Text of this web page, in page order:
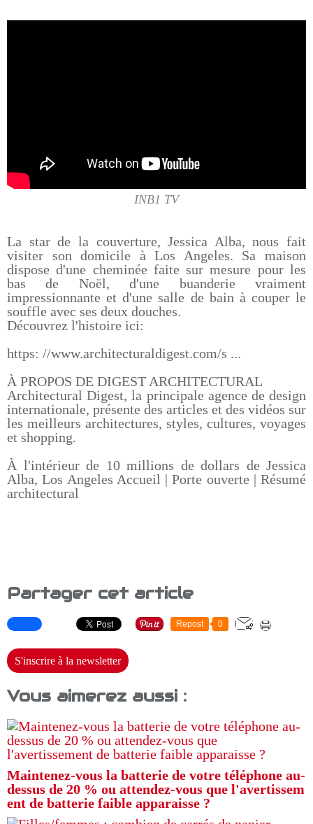
INB1 TV
La star de la couverture, Jessica Alba, nous fait
visiter son domicile à Los Angeles. Sa maison
dispose d'une cheminée faite sur mesure pour les
bas de Noël, d'une buanderie vraiment
impressionnante et d'une salle de bain à couper le
souffle avec ses deux douches.
Découvrez l'histoire ici:
https: //www.architecturaldigest.com/s ...
À PROPOS DE DIGEST ARCHITECTURAL
Architectural Digest, la principale agence de design
internationale, présente des articles et des vidéos sur
les meilleurs architectures, styles, cultures, voyages
et shopping.
À l'intérieur de 10 millions de dollars de Jessica
Alba, Los Angeles Accueil | Porte ouverte | Résumé
architectural
Partager cet article
Repost 0
S'inscrire à la newsletter
Vous aimerez aussi :
Maintenez-vous la batterie de votre téléphone au-
dessus de 20 % ou attendez-vous que l'avertissem
ent de batterie faible apparaisse ?